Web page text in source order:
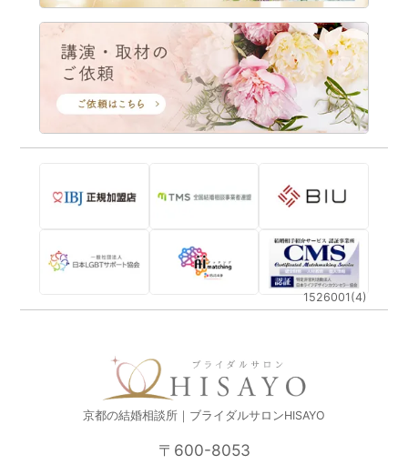
1526001(4)
京都の結婚相談所｜ブライダルサロンHISAYO
〒600-8053